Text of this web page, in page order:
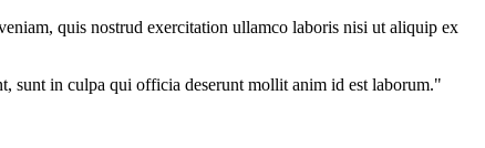
quis nostrud exercitation ullamco laboris nisi ut aliquip ex
sunt in culpa qui officia deserunt mollit anim id est laborum."